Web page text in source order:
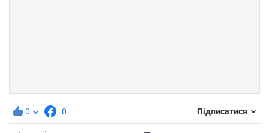
0 0 Підписатися